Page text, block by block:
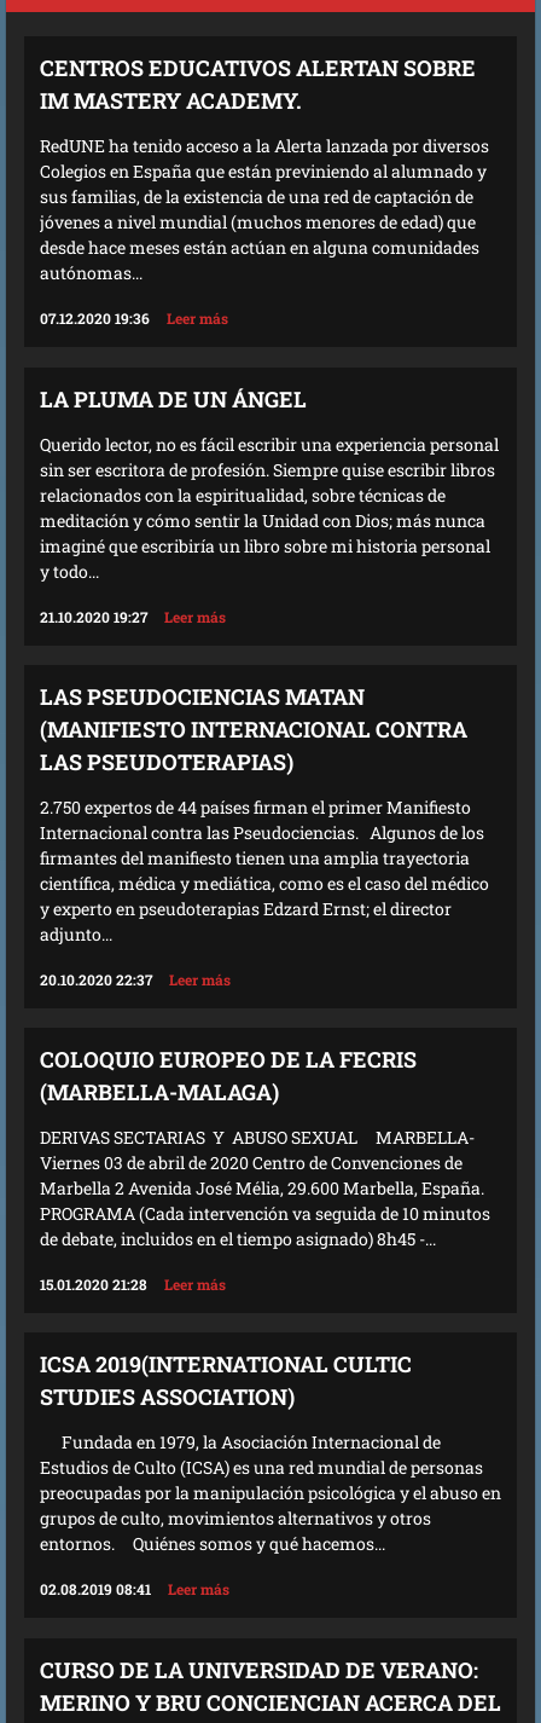
CENTROS EDUCATIVOS ALERTAN SOBRE
IM MASTERY ACADEMY.
RedUNE ha tenido acceso a la Alerta lanzada por diversos
Colegios en España que están previniendo al alumnado y
sus familias, de la existencia de una red de captación de
jóvenes a nivel mundial (muchos menores de edad) que
desde hace meses están actúan en alguna comunidades
autónomas...
07.12.2020 19:36 Leer más
LA PLUMA DE UN ÁNGEL
Querido lector, no es fácil escribir una experiencia personal
sin ser escritora de profesión. Siempre quise escribir libros
relacionados con la espiritualidad, sobre técnicas de
meditación y cómo sentir la Unidad con Dios; más nunca
imaginé que escribiría un libro sobre mi historia personal
y todo...
21.10.2020 19:27 Leer más
LAS PSEUDOCIENCIAS MATAN
(MANIFIESTO INTERNACIONAL CONTRA
LAS PSEUDOTERAPIAS)
2.750 expertos de 44 países firman el primer Manifiesto
Internacional contra las Pseudociencias. Algunos de los
firmantes del manifiesto tienen una amplia trayectoria
científica, médica y mediática, como es el caso del médico
y experto en pseudoterapias Edzard Ernst; el director
adjunto...
20.10.2020 22:37 Leer más
COLOQUIO EUROPEO DE LA FECRIS
(MARBELLA-MALAGA)
DERIVAS SECTARIAS Y ABUSO SEXUAL MARBELLA-
Viernes 03 de abril de 2020 Centro de Convenciones de
Marbella 2 Avenida José Mélia, 29.600 Marbella, España.
PROGRAMA (Cada intervención va seguida de 10 minutos
de debate, incluidos en el tiempo asignado) 8h45 -...
15.01.2020 21:28 Leer más
ICSA 2019(INTERNATIONAL CULTIC
STUDIES ASSOCIATION)
Fundada en 1979, la Asociación Internacional de
Estudios de Culto (ICSA) es una red mundial de personas
preocupadas por la manipulación psicológica y el abuso en
grupos de culto, movimientos alternativos y otros
entornos. Quiénes somos y qué hacemos...
02.08.2019 08:41 Leer más
CURSO DE LA UNIVERSIDAD DE VERANO:
MERINO Y BRU CONCIENCIAN ACERCA DEL